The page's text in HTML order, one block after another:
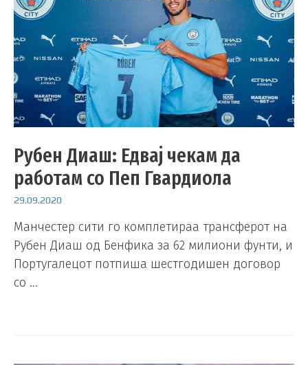
Рубен Диаш: Едвај чекам да
работам со Пеп Гвардиола
29.09.2020
Манчестер сити го комплетираа трансферот на
Рубен Диаш од Бенфика за 62 милиони фунти, и
Португалецот потпиша шестгодишен договор
со …